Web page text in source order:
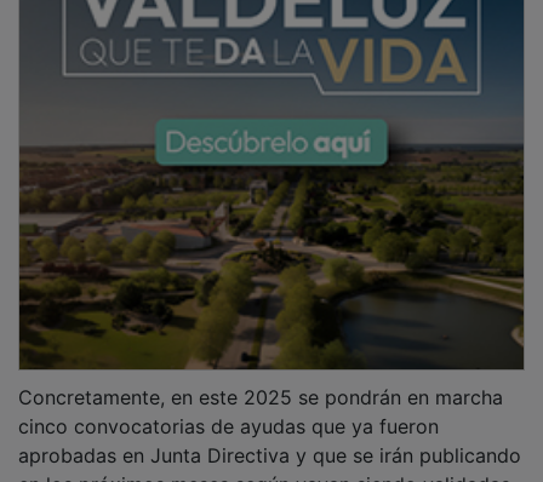
cinco convocatorias de ayudas que ya fueron
aprobadas en Junta Directiva y que se irán publicando
en los próximos meses según vayan siendo validadas